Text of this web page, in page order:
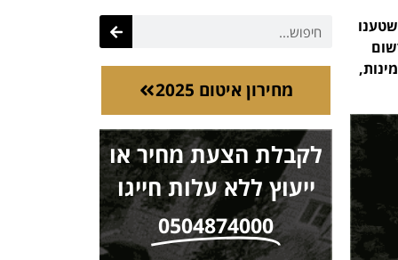
מחירון איטום 2025
לקבלת הצעת מחיר או
ייעוץ ללא עלות חייגו
0504874000